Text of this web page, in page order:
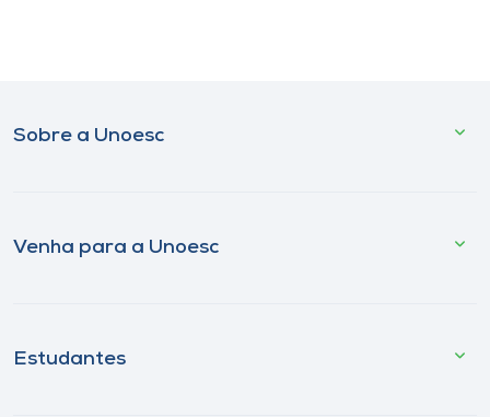
Sobre a Unoesc
Venha para a Unoesc
Estudantes